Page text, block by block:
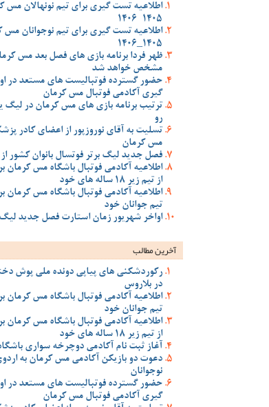
اطلاعیه تست گیری برای تیم نونهالان مس
1405-1406
اطلاعیه تست گیری برای تیم نوجوانان
1405_1406
ظهر فردا برنامه بازی های فصل بعد مس
مشخص خواهد شد
حضور گسترده فوتبالیست های مستعد در
گیری آکادمی فوتبال مس کرمان
ترتیب برنامه بازی های مس کرمان در
رو
تسلیت به آقای نوروزپور از اعضای کادر
مس کرمان
فصل جدید لیگ برتر فوتسال بانوان کشور از
اطلاعیه آکادمی فوتبال باشگاه مس
از تیم زیر 18 ساله های خود
اطلاعیه آکادمی فوتبال باشگاه مس
تیم جوانان خود
اواخر شهریور زمان استارت فصل جدید
آخرین مطالب
رکوردشکنی های پیاپی دونده ملی پوش
در بلاروس
اطلاعیه آکادمی فوتبال باشگاه مس
تیم جوانان خود
اطلاعیه آکادمی فوتبال باشگاه مس
از تیم زیر 18 ساله های خود
آغاز ثبت نام آکادمی دوچرخه سواری
دعوت دو بازیکن آکادمی مس کرمان به
نوجوانان
حضور گسترده فوتبالیست های مستعد در
گیری آکادمی فوتبال مس کرمان